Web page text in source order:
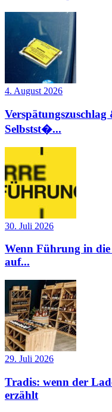
4. August 2026
Verspätungszuschlag
Selbstst�...
30. Juli 2026
Wenn Führung in
auf...
29. Juli 2026
Tradis: wenn der
erzählt